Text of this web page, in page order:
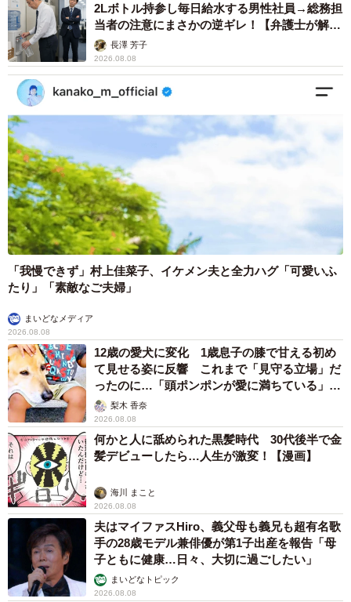
2Lボトル持参し毎日給水する男性社員→総務担
当者の注意にまさかの逆ギレ！【弁護士が解
説】長澤 芳子
2026.08.08
「我慢できず」村上佳菜子、イケメン夫と全力ハグ「可愛いふ
たり」「素敵なご夫婦」
まいどなメディア
2026.08.08
12歳の愛犬に変化 1歳息子の膝で甘える初め
て見せる姿に反響 これまで「見守る立場」だ
ったのに…「頭ポンポンが愛に満ちている」
「尊…」
梨木 香奈
2026.08.08
何かと人に舐められた黒髪時代 30代後半で金
髪デビューしたら…人生が激変！【漫画】
海川 まこと
2026.08.08
夫はマイファスHiro、義父母も義兄も超有名歌
手の28歳モデル兼俳優が第1子出産を報告「母
子ともに健康…日々、大切に過ごしたい」
まいどなトピック
2026.08.08